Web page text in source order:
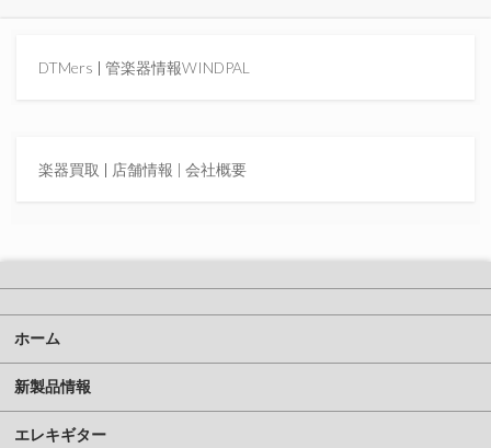
DTMers 管楽器情報WINDPAL
楽器買取 店舗情報 | 会社概要
ホーム
新製品情報
エレキギター